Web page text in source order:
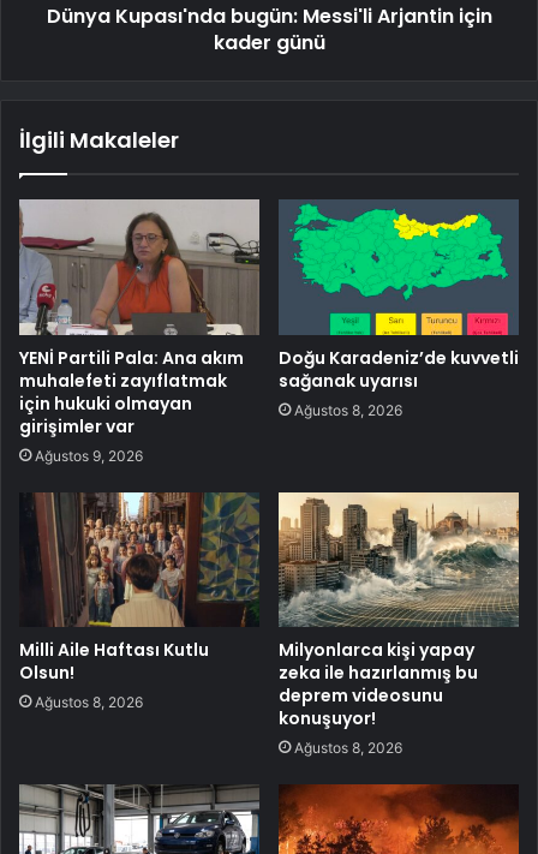
Dünya Kupası'nda bugün: Messi'li Arjantin için
kader günü
İlgili Makaleler
YENİ Partili Pala: Ana akım
muhalefeti zayıflatmak
için hukuki olmayan
girişimler var
Ağustos 9, 2026
Doğu Karadeniz’de kuvvetli
sağanak uyarısı
Ağustos 8, 2026
Milli Aile Haftası Kutlu
Olsun!
Ağustos 8, 2026
Milyonlarca kişi yapay
zeka ile hazırlanmış bu
deprem videosunu
konuşuyor!
Ağustos 8, 2026